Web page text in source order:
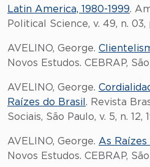
Latin America, 1980-1999.
Political Science, v. 49, n.
AVELINO, George.
Novos Estudos. CEBRAP,
AVELINO, George.
Raízes do Brasil . Revista
Sociais, São Paulo, v. 5, n. 12,
AVELINO, George. As Raízes
Novos Estudos. CEBRAP, São